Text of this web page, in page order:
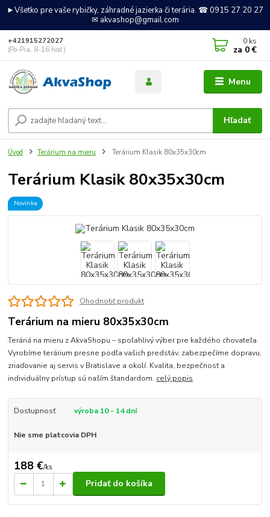
►Všetko pre vaše rybičky, záhradné jazierka či terária. ☎ 0915 27 20 27
✉ akvashop@gmail.com
Menu
Hľadať
+421915272027
(Po-Pia, 8-16 hod.)
0 ks
za 0 €
Úvod Terárium na mieru Terárium Klasik 80x35x30cm
Terárium Klasik 80x35x30cm
Novinka
Ohodnotiť produkt
Terárium na mieru 80x35x30cm
Teráriá na mieru z AkvaShopu – spoľahlivý výber pre každého chovateľa.
Vyrobíme terárium presne podľa vašich predstáv, zabezpečíme dopravu,
zriaďovanie aj servis v Bratislave a okolí. Kvalita, bezpečnosť a
individuálny prístup sú naším štandardom. celý popis
Dostupnosť výroba 10 - 14 dní
Nie sme platcovia DPH
188 €/ks
Pridať do košíka